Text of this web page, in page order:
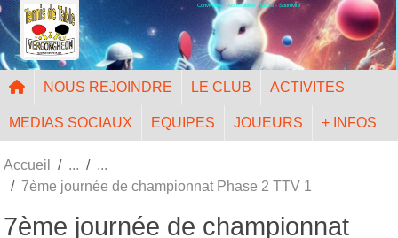
Convivialité - Accessibilité - Mixité - Sportivité
NOUS REJOINDRE LE CLUB ACTIVITES
MEDIAS SOCIAUX EQUIPES JOUEURS + INFOS
Accueil
7ème journée de championnat Phase 2 TTV 1
7ème journée de championnat
Panneau de gestion des cookies